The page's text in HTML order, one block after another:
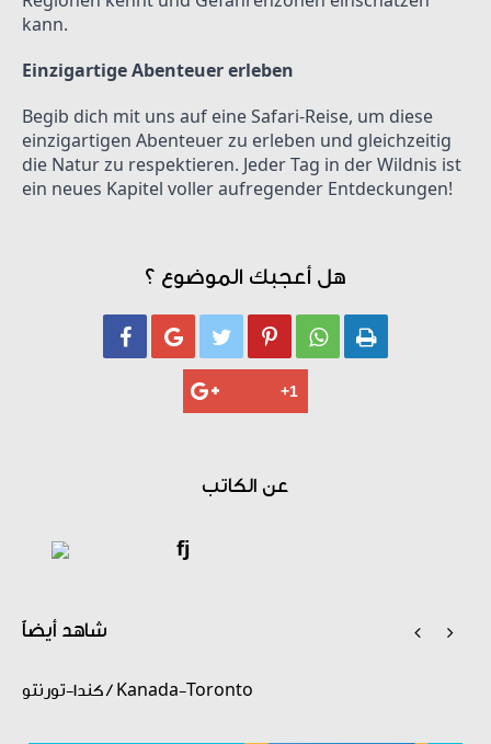
kann.
Einzigartige Abenteuer erleben
Begib dich mit uns auf eine Safari-Reise, um diese
einzigartigen Abenteuer zu erleben und gleichzeitig
die Natur zu respektieren. Jeder Tag in der Wildnis ist
ein neues Kapitel voller aufregender Entdeckungen!
هل أعجبك الموضوع ؟
     
عن الكاتب
fj
شاهد أيضاً
كندا-تورنتو / Kanada-Toronto
 